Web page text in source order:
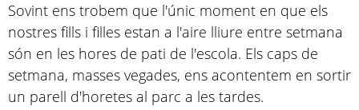
Sovint ens trobem que l'únic moment en que els
nostres fills i filles estan a l'aire lliure entre setmana
són en les hores de pati de l'escola. Els caps de
setmana, masses vegades, ens acontentem en sortir
un parell d'horetes al parc a les tardes.